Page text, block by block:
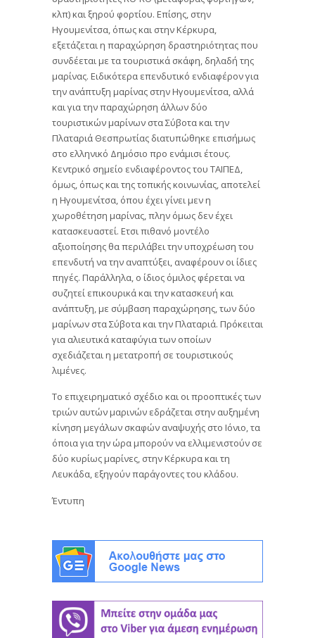
κλπ) και ξηρού φορτίου. Επίσης, στην
Ηγουμενίτσα, όπως και στην Κέρκυρα,
εξετάζεται η παραχώρηση δραστηριότητας που
συνδέεται με τα τουριστικά σκάφη, δηλαδή της
μαρίνας. Ειδικότερα επενδυτικό ενδιαφέρον για
την ανάπτυξη μαρίνας στην Ηγουμενίτσα, αλλά
και για την παραχώρηση άλλων δύο
τουριστικών μαρίνων στα Σύβοτα και την
Πλαταριά Θεσπρωτίας διατυπώθηκε επισήμως
στο ελληνικό Δημόσιο προ ενάμισι έτους.
Κεντρικό σημείο ενδιαφέροντος του ΤΑΙΠΕΔ,
όμως, όπως και της τοπικής κοινωνίας, αποτελεί
η Ηγουμενίτσα, όπου έχει γίνει μεν η
χωροθέτηση μαρίνας, πλην όμως δεν έχει
κατασκευαστεί. Ετσι πιθανό μοντέλο
αξιοποίησης θα περιλάβει την υποχρέωση του
επενδυτή να την αναπτύξει, αναφέρουν οι ίδιες
πηγές. Παράλληλα, ο ίδιος όμιλος φέρεται να
συζητεί επικουρικά και την κατασκευή και
ανάπτυξη, με σύμβαση παραχώρησης, των δύο
μαρίνων στα Σύβοτα και την Πλαταριά. Πρόκειται
για αλιευτικά καταφύγια των οποίων
σχεδιάζεται η μετατροπή σε τουριστικούς
λιμένες.
Το επιχειρηματικό σχέδιο και οι προοπτικές των
τριών αυτών μαρινών εδράζεται στην αυξημένη
κίνηση μεγάλων σκαφών αναψυχής στο Ιόνιο, τα
όποια για την ώρα μπορούν να ελλιμενιστούν σε
δύο κυρίως μαρίνες, στην Κέρκυρα και τη
Λευκάδα, εξηγούν παράγοντες του κλάδου.
Έντυπη